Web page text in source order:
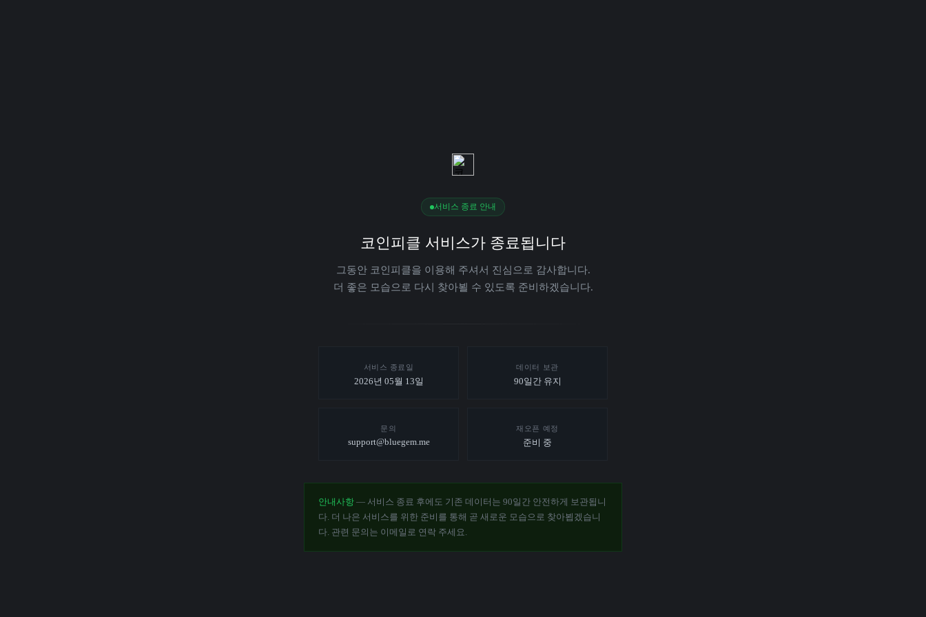
서비스 종료 안내
코인피클 서비스가 종료됩니다
그동안 코인피클을 이용해 주셔서 진심으로 감사합니다.
더 좋은 모습으로 다시 찾아뵐 수 있도록 준비하겠습니다.
서비스 종료일
2026년 05월 13일
데이터 보관
90일간 유지
문의
support@bluegem.me
재오픈 예정
준비 중
안내사항 — 서비스 종료 후에도 기존 데이터는 90일간 안전하게 보관됩니
다. 더 나은 서비스를 위한 준비를 통해 곧 새로운 모습으로 찾아뵙겠습니
다. 관련 문의는 이메일로 연락 주세요.